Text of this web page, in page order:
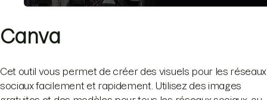
Canva
Cet outil vous permet de créer des visuels pour les réseaux
sociaux facilement et rapidement. Utilisez des images